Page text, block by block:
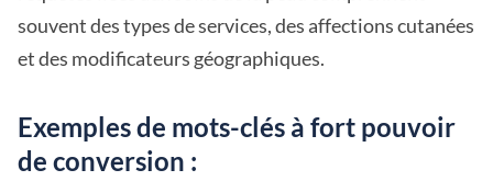
souvent des types de services, des affections cutanées
et des modificateurs géographiques.
Exemples de mots-clés à fort pouvoir
de conversion :